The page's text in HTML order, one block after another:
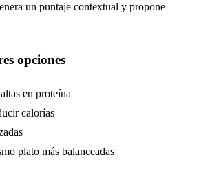
un puntaje contextual y propone
opciones
en proteína
calorías
plato más balanceadas